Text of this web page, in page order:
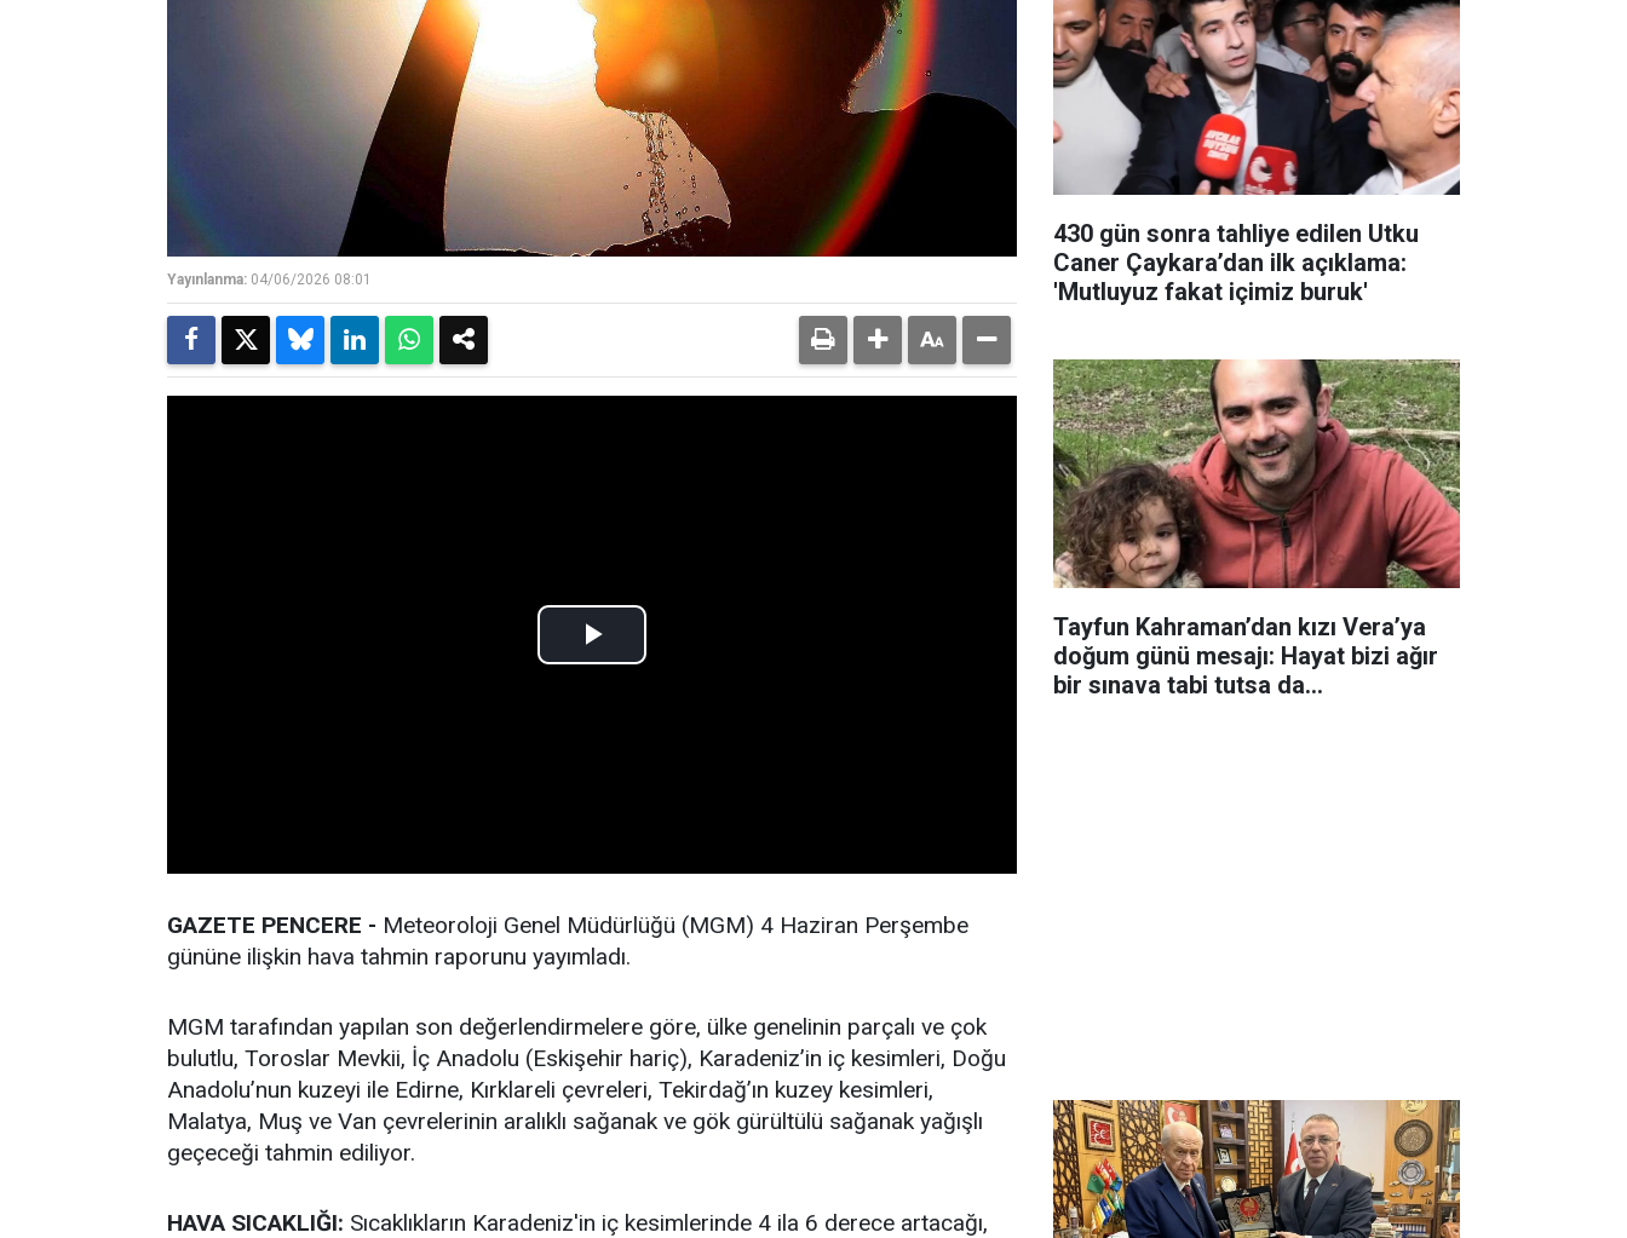
Yayınlanma: 04/06/2026 08:01
GAZETE PENCERE - Meteoroloji Genel Müdürlüğü (MGM) 4 Haziran Perşembe
gününe ilişkin hava tahmin raporunu yayımladı.
MGM tarafından yapılan son değerlendirmelere göre, ülke genelinin parçalı ve çok
bulutlu, Toroslar Mevkii, İç Anadolu (Eskişehir hariç), Karadeniz’in iç kesimleri, Doğu
Anadolu’nun kuzeyi ile Edirne, Kırklareli çevreleri, Tekirdağ’ın kuzey kesimleri,
Malatya, Muş ve Van çevrelerinin aralıklı sağanak ve gök gürültülü sağanak yağışlı
geçeceği tahmin ediliyor.
HAVA SICAKLIĞI: Sıcaklıkların Karadeniz'in iç kesimlerinde 4 ila 6 derece artacağı,
430 gün sonra tahliye edilen Utku
Caner Çaykara’dan ilk açıklama:
'Mutluyuz fakat içimiz buruk'
Tayfun Kahraman’dan kızı Vera’ya
doğum günü mesajı: Hayat bizi ağır
bir sınava tabi tutsa da...